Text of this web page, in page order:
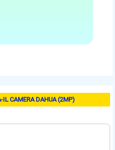
IL CAMERA DAHUA (2MP)